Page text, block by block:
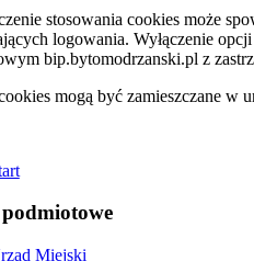
stosowania cookies może
logowania. Wyłączenie
bip.bytomodrzanski.pl z
mogą być zamieszczane w
Miejski